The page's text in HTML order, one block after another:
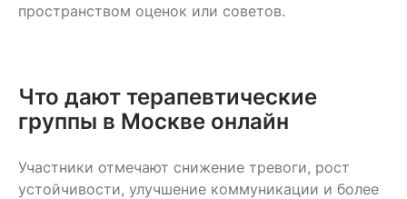
пространством оценок или советов.
Что дают терапевтические
группы в Москве онлайн
Участники отмечают снижение тревоги, рост
устойчивости, улучшение коммуникации и более